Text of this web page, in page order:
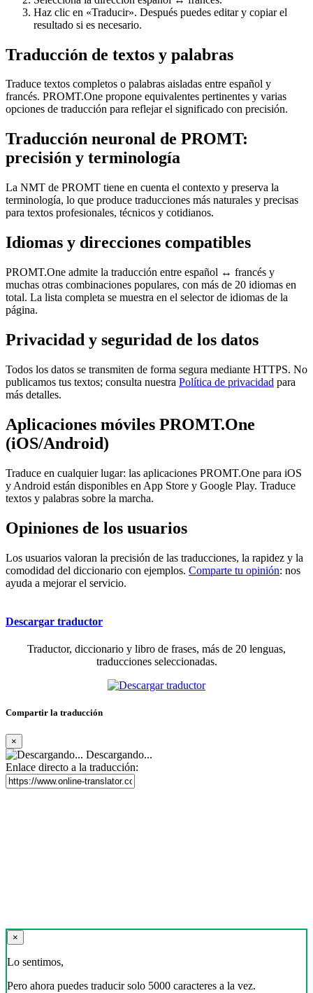
Haz clic en «Traducir». Después puedes editar y copiar el
resultado si es necesario.
Traducción de textos y palabras
Traduce textos completos o palabras aisladas entre español y
francés. PROMT.One propone equivalentes pertinentes y varias
opciones de traducción para reflejar el significado con precisión.
Traducción neuronal de PROMT:
precisión y terminología
La NMT de PROMT tiene en cuenta el contexto y preserva la
terminología, lo que produce traducciones más naturales y precisas
para textos profesionales, técnicos y cotidianos.
Idiomas y direcciones compatibles
PROMT.One admite la traducción entre español ↔ francés y
muchas otras combinaciones populares, con más de 20 idiomas en
total. La lista completa se muestra en el selector de idiomas de la
página.
Privacidad y seguridad de los datos
Todos los datos se transmiten de forma segura mediante HTTPS. No
publicamos tus textos; consulta nuestra Política de privacidad para
más detalles.
Aplicaciones móviles PROMT.One
(iOS/Android)
Traduce en cualquier lugar: las aplicaciones PROMT.One para iOS
y Android están disponibles en App Store y Google Play. Traduce
textos y palabras sobre la marcha.
Opiniones de los usuarios
Los usuarios valoran la precisión de las traducciones, la rapidez y la
comodidad del diccionario con ejemplos. Comparte tu opinión: nos
ayuda a mejorar el servicio.
Descargar traductor
Traductor, diccionario y libro de frases, más de 20 lenguas,
traducciones seleccionadas.
Compartir la traducción
×
Descargando...
Enlace directo a la traducción:
×
Lo sentimos,
Pero ahora puedes traducir solo 5000 caracteres a la vez.